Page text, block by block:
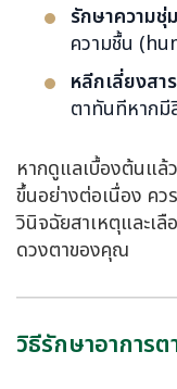
รักษาความชุ่
ความชื้น
หลีกเลี่ยงสา
ตาทันทีหากมี
หากดูแลเบื้องต้นแล้
ขึ้นอย่างต่อเนื่อง คว
วินิจฉัยสาเหตุและเ
ดวงตาของคุณ
วิธีรักษาอาการต